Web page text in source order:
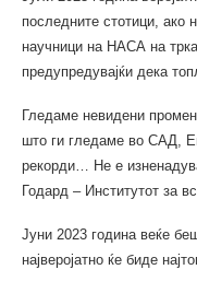
последните стотици, ако
научници на НАСА на
предупредувајќи дека
Гледаме невидени
што ги гледаме во САД,
рекорди… Не е
Годард – Институтот за
Јуни 2023 година веќе
најверојатно ќе биде